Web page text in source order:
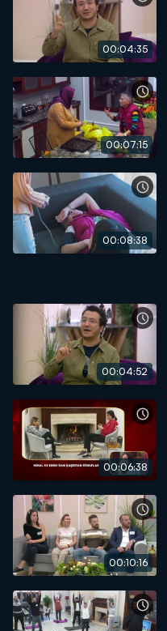
00:04:35
00:07:15
00:08:38
00:04:52
00:06:38
00:10:16